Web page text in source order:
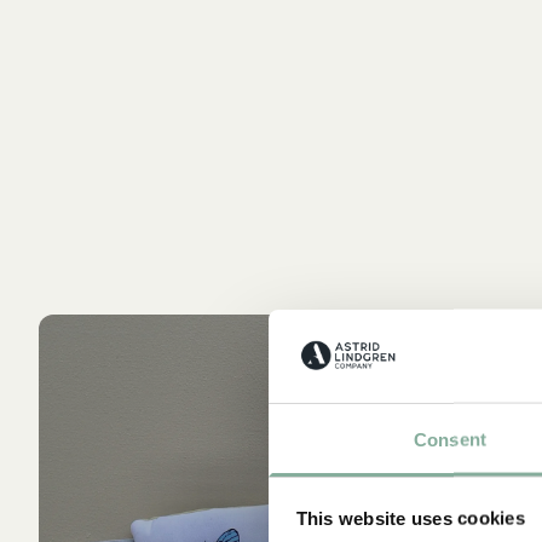
Consent
This website uses cookies